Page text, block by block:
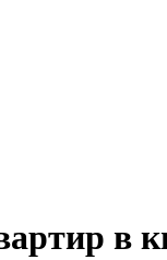
в